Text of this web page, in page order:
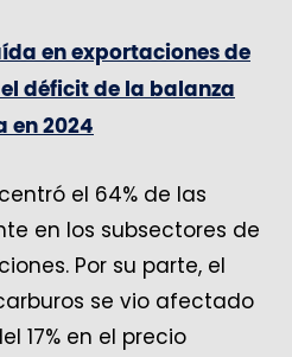
en exportaciones de
déficit de la balanza
en 2024
el 64% de las
en los subsectores de
Por su parte, el
se vio afectado
17% en el precio